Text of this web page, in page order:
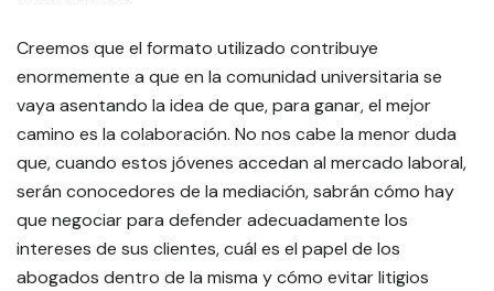
Creemos que el formato utilizado contribuye
enormemente a que en la comunidad universitaria se
vaya asentando la idea de que, para ganar, el mejor
camino es la colaboración. No nos cabe la menor duda
que, cuando estos jóvenes accedan al mercado laboral,
serán conocedores de la mediación, sabrán cómo hay
que negociar para defender adecuadamente los
intereses de sus clientes, cuál es el papel de los
abogados dentro de la misma y cómo evitar litigios